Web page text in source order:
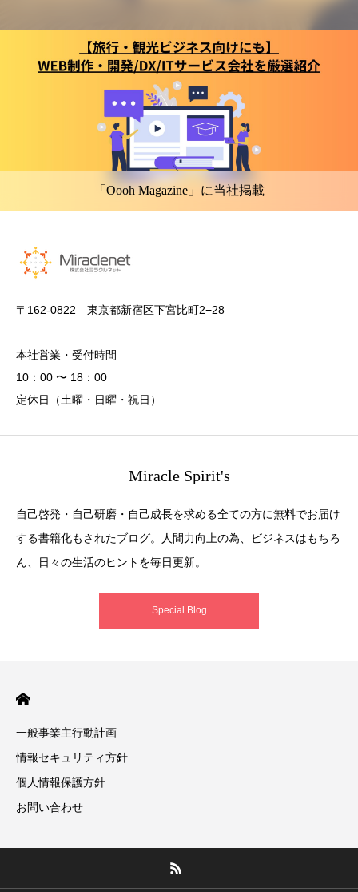
「Oooh Magazine」に当社掲載
〒162-0822 東京都新宿区下宮比町2−28
本社営業・受付時間
10：00 〜 18：00
定休日（土曜・日曜・祝日）
Miracle Spirit's
自己啓発・自己研磨・自己成長を求める全ての方に無料でお届け
する書籍化もされたブログ。人間力向上の為、ビジネスはもちろ
ん、日々の生活のヒントを毎日更新。
Special Blog
一般事業主行動計画
情報セキュリティ方針
個人情報保護方針
お問い合わせ